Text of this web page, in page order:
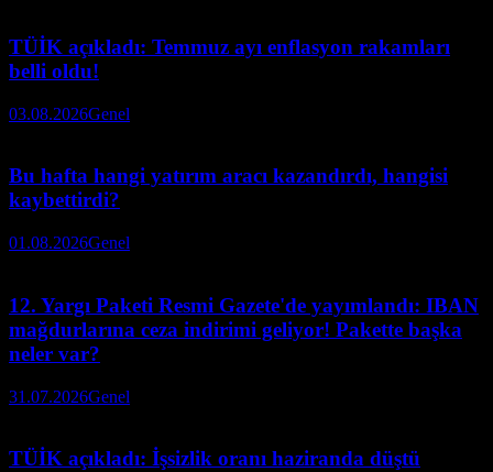
TÜİK açıkladı: Temmuz ayı enflasyon rakamları
belli oldu!
03.08.2026Genel
Bu hafta hangi yatırım aracı kazandırdı, hangisi
kaybettirdi?
01.08.2026Genel
12. Yargı Paketi Resmi Gazete'de yayımlandı: IBAN
mağdurlarına ceza indirimi geliyor! Pakette başka
neler var?
31.07.2026Genel
TÜİK açıkladı: İşsizlik oranı haziranda düştü